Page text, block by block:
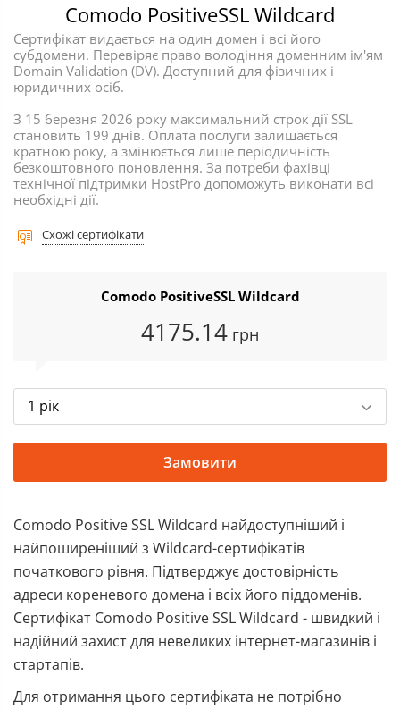
Comodo PositiveSSL Wildcard
Сертифікат видається на один домен і всі його
субдомени. Перевіряє право володіння доменним ім'ям
Domain Validation (DV). Доступний для фізичних і
юридичних осіб.
З 15 березня 2026 року максимальний строк дії SSL
становить 199 днів. Оплата послуги залишається
кратною року, а змінюється лише періодичність
безкоштовного поновлення. За потреби фахівці
технічної підтримки HostPro допоможуть виконати всі
необхідні дії.
Схожі сертифікати
Comodo PositiveSSL Wildcard
4175.14 грн
1 рік
Замовити
Comodo Positive SSL Wildcard найдоступніший і
найпоширеніший з Wildcard-сертифікатів
початкового рівня. Підтверджує достовірність
адреси кореневого домена і всіх його піддоменів.
Сертифікат Comodo Positive SSL Wildcard - швидкий і
надійний захист для невеликих інтернет-магазинів і
стартапів.
Для отримання цього сертифіката не потрібно